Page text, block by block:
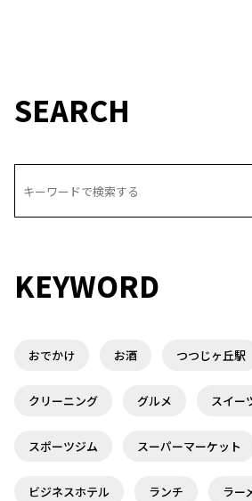
SEARCH
KEYWORD
おでかけ お酒 つつじヶ丘駅
クリーニング グルメ スイー
スポーツジム スーパーマーケット
ビジネスホテル ランチ ラー